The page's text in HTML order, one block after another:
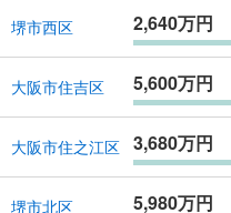
堺市西区 2,640万円
大阪市住吉区 5,600万円
大阪市住之江区 3,680万円
堺市北区 5,980万円